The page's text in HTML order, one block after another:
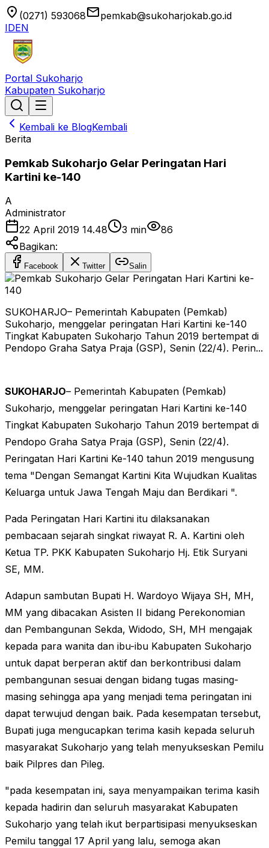
location_on (0271) 593068emailpemkab@sukoharjokab.go.id
IDEN
Portal Sukoharjo
Kabupaten Sukoharjo
Kembali ke BlogKembali
Berita
Pemkab Sukoharjo Gelar Peringatan Hari
Kartini ke-140
A
Administrator
22 April 2019 14.48
3 min
86
Bagikan:
Facebook Twitter Salin
SUKOHARJO– Pemerintah Kabupaten (Pemkab)
Sukoharjo, menggelar peringatan Hari Kartini ke-140
Tingkat Kabupaten Sukoharjo Tahun 2019 bertempat di
Pendopo Graha Satya Praja (GSP), Senin (22/4). Perin...
SUKOHARJO– Pemerintah Kabupaten (Pemkab)
Sukoharjo, menggelar peringatan Hari Kartini ke-140
Tingkat Kabupaten Sukoharjo Tahun 2019 bertempat di
Pendopo Graha Satya Praja (GSP), Senin (22/4).
Peringatan Hari Kartini Ke-140 tahun 2019 mengusung
tema "Dengan Semangat Kartini Kita Wujudkan Kualitas
Keluarga untuk Jawa Tengah Maju dan Berdikari ".
Pada Peringatan Hari Kartini itu dilaksanakan
pembacaan sejarah singkat riwayat R. A. Kartini oleh
Ketua TP. PKK Kabupaten Sukoharjo Hj. Etik Suryani
SE, MM.
Adapun sambutan Bupati H. Wardoyo Wijaya SH, MH,
MM yang dibacakan Asisten II bidang Perekonomian
dan Pembangunan Sekda, Widodo, SH, MH mengajak
kepada para wanita dan ibu-ibu Kabupaten Sukoharjo
untuk dapat berperan aktif dan berkontribusi dalam
pembangunan sesuai dengan bidang tugas masing-
masing sehingga apa yang menjadi tema peringatan ini
dapat terwujud dengan baik. Pada kesempatan tersebut,
Bupati juga mengucapkan terima kasih kepada seluruh
masyarakat Sukoharjo yang telah menyukseskan Pemilu
baik Pilpres dan Pileg.
"pada kesempatan ini, saya menyampaikan terima kasih
kepada hadirin dan seluruh masyarakat Kabupaten
Sukoharjo yang telah ikut berpartisipasi menyukseskan
Pemilu tanggal 17 April yang lalu, semoga akan